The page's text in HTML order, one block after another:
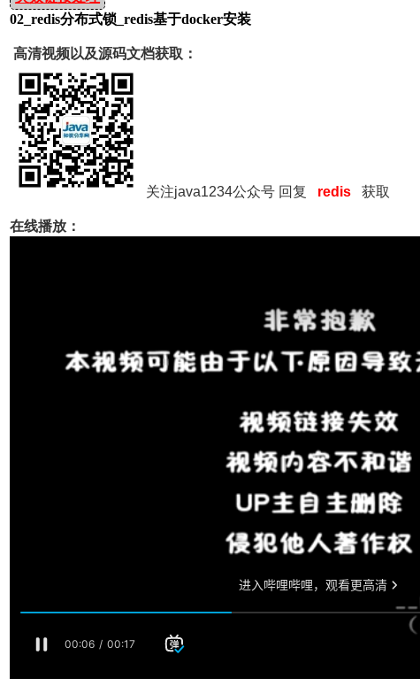
02_redis分布式锁_redis基于docker安装
高清视频以及源码文档获取：
关注java1234公众号 回复 redis 获取
在线播放：